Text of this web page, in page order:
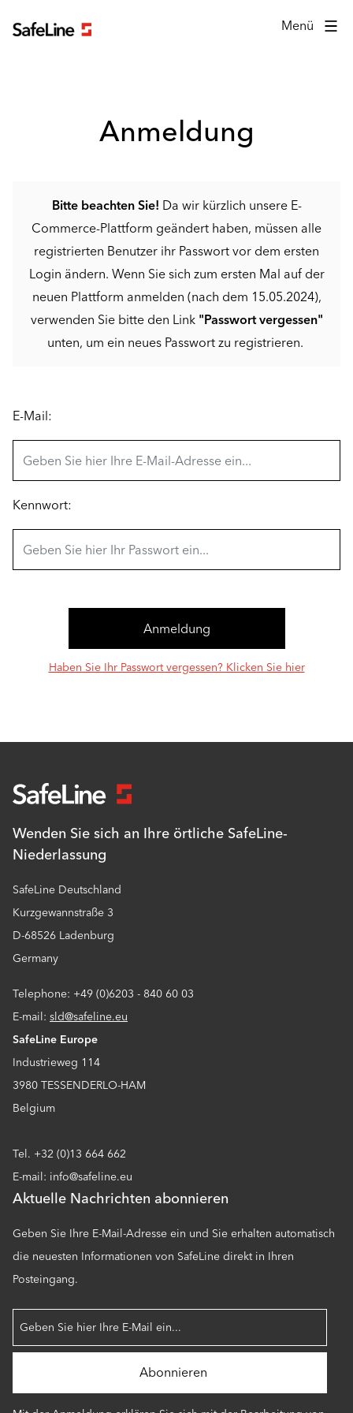
Menü
Anmeldung
Bitte beachten Sie! Da wir kürzlich unsere E-
Commerce-Plattform geändert haben, müssen alle
registrierten Benutzer ihr Passwort vor dem ersten
Login ändern. Wenn Sie sich zum ersten Mal auf der
neuen Plattform anmelden (nach dem 15.05.2024),
verwenden Sie bitte den Link "Passwort vergessen"
unten, um ein neues Passwort zu registrieren.
Anmeldeformular
E-Mail:
Kennwort:
Haben Sie Ihr Passwort vergessen? Klicken Sie hier
Wenden Sie sich an Ihre örtliche SafeLine-
Niederlassung
SafeLine Deutschland
Kurzgewannstraße 3
D-68526 Ladenburg
Germany
Telephone: +49 (0)6203 - 840 60 03
E-mail: sld@safeline.eu
SafeLine Europe
Industrieweg 114
3980 TESSENDERLO-HAM
Belgium
Tel. +32 (0)13 664 662
E-mail: info@safeline.eu
Aktuelle Nachrichten abonnieren
Geben Sie Ihre E-Mail-Adresse ein und Sie erhalten automatisch
die neuesten Informationen von SafeLine direkt in Ihren
Posteingang.